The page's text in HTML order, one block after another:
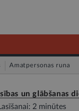
Amatpersonas runa
un glābšanas
2 minūtes